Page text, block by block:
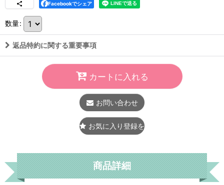
Facebookでシェア
数量:
返品特約に関する重要事項
カートに入れる
お問い合わせ
お気に入り登録をする
商品詳細